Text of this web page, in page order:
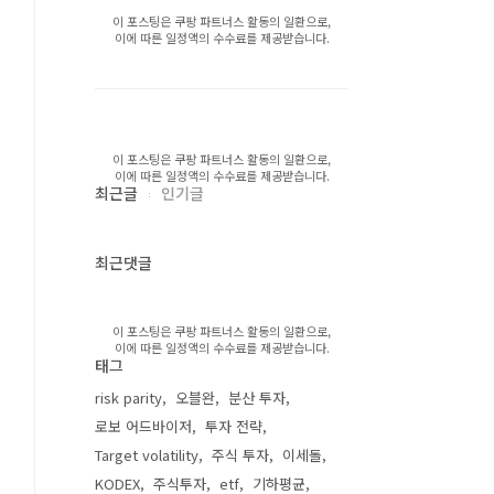
이 포스팅은 쿠팡 파트너스 활동의 일환으로,
이에 따른 일정액의 수수료를 제공받습니다.
이 포스팅은 쿠팡 파트너스 활동의 일환으로,
이에 따른 일정액의 수수료를 제공받습니다.
최근글 인기글
최근댓글
이 포스팅은 쿠팡 파트너스 활동의 일환으로,
이에 따른 일정액의 수수료를 제공받습니다.
태그
risk parity 오블완
분산 투자
로보 어드바이저
투자 전략
Target volatility
주식 투자
이세돌
KODEX
주식투자 etf 기하평균